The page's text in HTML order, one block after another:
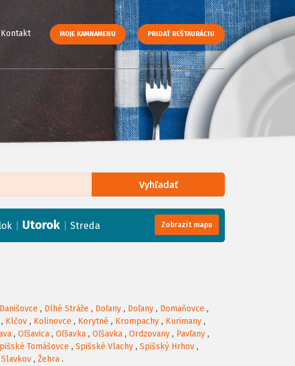
Kontakt MOJE KAMNAMENU PRIDAŤ REŠTAURÁCIU
Vyhľadať
Utorok Streda Zobrazit mapu
Danišovce , Dlhé Stráže , Doľany , Doľany , Domaňovce ,
, Klčov , Kolinovce , Korytné , Krompachy , Kurimany ,
, Oľšavica , Oľšavka , Oľšavka , Ordzovany , Pavľany ,
Tomášovce , Spišské Vlachy , Spišský Hrhov ,
, Žehra .